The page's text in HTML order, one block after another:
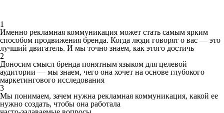
1
Именно рекламная коммуникация может стать самым ярким
способом продвижения бренда. Когда люди говорят о вас — это
лучший двигатель. И мы точно знаем, как этого достичь
2
Доносим смысл бренда понятным языком для целевой
аудитории — мы знаем, чего она хочет на основе глубокого
маркетингового исследования
3
Мы понимаем, зачем нужна рекламная коммуникация, какой ее
нужно создать, чтобы она работала